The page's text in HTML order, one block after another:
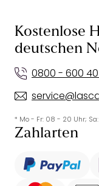
Kostenlose
deutschen
0800 - 600
* Mo - Fr: 08 - 20 Uhr;
Zahlarten